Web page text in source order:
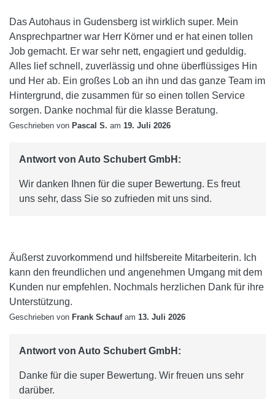
Das Autohaus in Gudensberg ist wirklich super. Mein
Ansprechpartner war Herr Körner und er hat einen tollen
Job gemacht. Er war sehr nett, engagiert und geduldig.
Alles lief schnell, zuverlässig und ohne überflüssiges Hin
und Her ab. Ein großes Lob an ihn und das ganze Team im
Hintergrund, die zusammen für so einen tollen Service
sorgen. Danke nochmal für die klasse Beratung.
Geschrieben von Pascal S. am 19. Juli 2026
Antwort von Auto Schubert GmbH:
Wir danken Ihnen für die super Bewertung. Es freut
uns sehr, dass Sie so zufrieden mit uns sind.
Äußerst zuvorkommend und hilfsbereite Mitarbeiterin. Ich
kann den freundlichen und angenehmen Umgang mit dem
Kunden nur empfehlen. Nochmals herzlichen Dank für ihre
Unterstützung.
Geschrieben von Frank Schaufam 13. Juli 2026
Antwort von Auto Schubert GmbH:
Danke für die super Bewertung. Wir freuen uns sehr
darüber.